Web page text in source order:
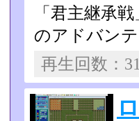
「君主継承
のアドバン
再生回数